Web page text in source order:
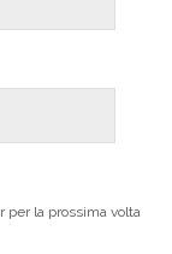
per la prossima volta